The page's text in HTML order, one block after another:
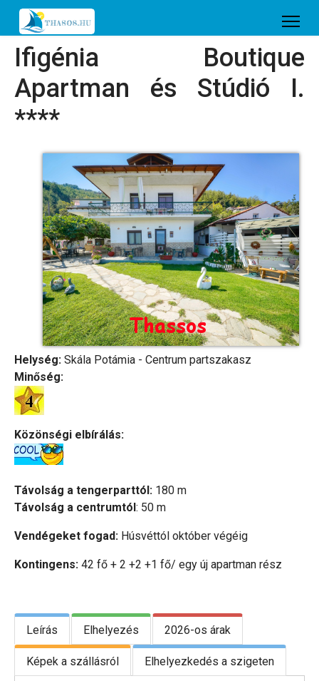
Ifigénia Boutique
Apartman és Stúdió I.
****
Helység: Skála Potámia - Centrum partszakasz
Minőség:
Közönségi elbírálás:
Távolság a tengerparttól: 180 m
Távolság a centrumtól: 50 m
Vendégeket fogad: Húsvéttól október végéig
Kontingens: 42 fő + 2 +2 +1 fő/ egy új apartman rész
Leírás Elhelyezés 2026-os árak
Képek a szállásról Elhelyezkedés a szigeten